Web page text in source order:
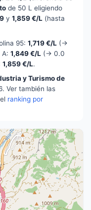
de 50 L eligiendo
y 1,859 €/L (hasta
95: 1,719 €/L (→
1,849 €/L (→ 0.0
1,859 €/L.
y Turismo de
Ver también las
ranking por